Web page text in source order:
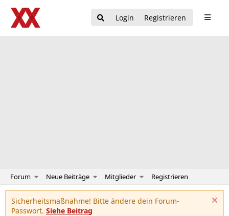
Login Registrieren
Forum Neue Beiträge Mitglieder Registrieren
Sicherheitsmaßnahme! Bitte ändere dein Forum-
Passwort. Siehe Beitrag